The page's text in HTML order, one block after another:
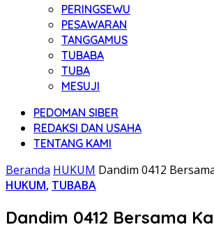
PERINGSEWU
PESAWARAN
TANGGAMUS
TUBABA
TUBA
MESUJI
PEDOMAN SIBER
REDAKSI DAN USAHA
TENTANG KAMI
Beranda HUKUM Dandim 0412
HUKUM, TUBABA
Dandim 0412 Bersama